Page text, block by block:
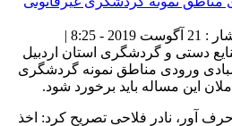
دستی و گردشگری استان اردبیل
ورودی مناطق نمونه گردشگری
این مساله باید برخورد شود.
آور، نادر فلاحی تصریح کرد: اخذ